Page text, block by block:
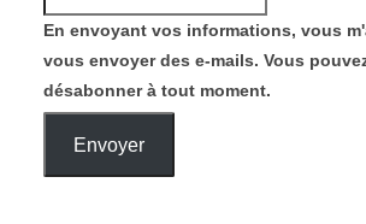
En envoyant vos informations, vous
vous envoyer des e-mails. Vous
désabonner à tout moment.
Envoyer